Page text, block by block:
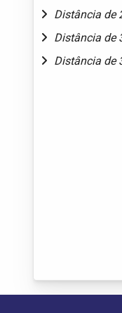
Distância de
Distância de
Distância de